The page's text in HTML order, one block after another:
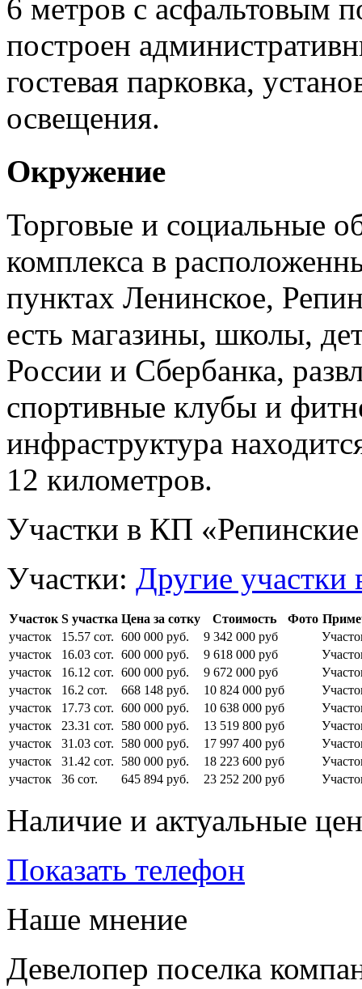
6 метров с асфальтовым
построен
гостевая парковка,
освещения.
Окружение
Торговые и социальные
комплекса в
пунктах Ленинское,
есть магазины, школы,
России и Сбербанка,
спортивные клубы и
инфраструктура
12 километров.
Участки в КП
Участки: Другие
Участок S участка Цена за сотку Стоимость Фото
участок
15.57 сот. 600 000 руб. 9 342 000 руб
участок
16.03 сот. 600 000 руб. 9 618 000 руб
участок
16.12 сот. 600 000 руб. 9 672 000 руб
участок
16.2 сот. 668 148 руб. 10 824 000 руб
участок
17.73 сот. 600 000 руб. 10 638 000 руб
участок
23.31 сот. 580 000 руб. 13 519 800 руб
участок
31.03 сот. 580 000 руб. 17 997 400 руб
участок
31.42 сот. 580 000 руб. 18 223 600 руб
участок
36 сот. 645 894 руб. 23 252 200 руб
Наличие и актуальные
Показать телефон
Наше мнение
Девелопер поселка